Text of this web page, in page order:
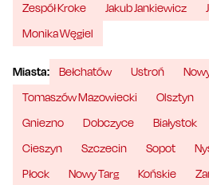
Zespół Kroke
Jakub Jankiewicz
Monika Węgiel
Miasta: Bełchatów Ustroń
Tomaszów Mazowiecki
Olsztyn
Gniezno
Dobczyce Białystok
Cieszyn
Szczecin Sopot
Płock
Nowy Targ Końskie